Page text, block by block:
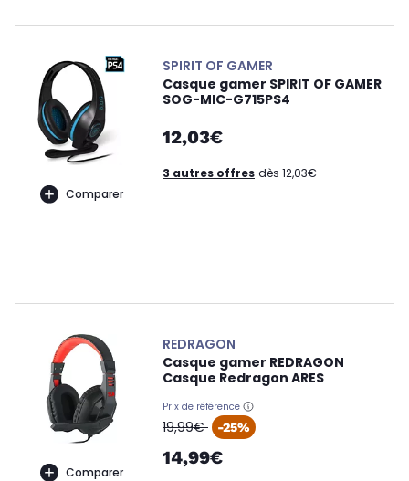
Comparer
SPIRIT OF GAMER
Casque gamer SPIRIT OF GAMER
SOG-MIC-G715PS4
12,03€
3 autres offres dès 12,03€
Comparer
REDRAGON
Casque gamer REDRAGON
Casque Redragon ARES
Prix de référence
oldPrice
19,99€ -25%
14,99€